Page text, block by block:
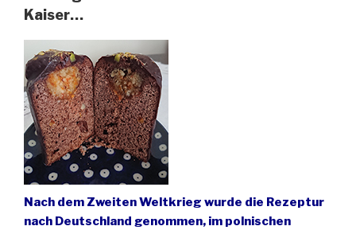
123.
Derby
Oberschlesiens“
Kaiser…
Nach dem Zweiten Weltkrieg wurde die Rezeptur
nach Deutschland genommen, im polnischen